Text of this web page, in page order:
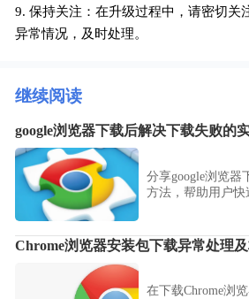
9. 保持关注：在升级过程中，请密切关
异常情况，及时处理。
继续阅读
google浏览器下载后解决下载失败的
分享google浏览器
方法，帮助用户快
Chrome浏览器安装包下载异常处理
在下载Chrome浏